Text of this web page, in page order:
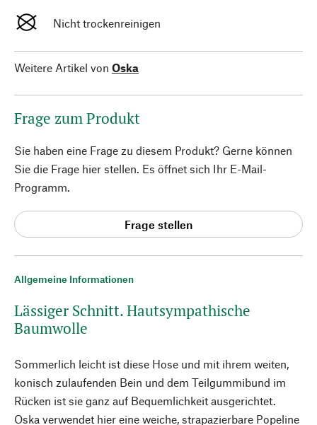
Allgemeine Informationen
Lässiger Schnitt. Hautsympathische
Baumwolle
Sommerlich leicht ist diese Hose und mit ihrem weiten,
konisch zulaufenden Bein und dem Teilgummibund im
Rücken ist sie ganz auf Bequemlichkeit ausgerichtet.
Oska verwendet hier eine weiche, strapazierbare Popeline
Nicht trockenreinigen
Weitere Artikel von Oska
Frage zum Produkt
Sie haben eine Frage zu diesem Produkt? Gerne können
Sie die Frage hier stellen. Es öffnet sich Ihr E-Mail-
Programm.
Frage stellen